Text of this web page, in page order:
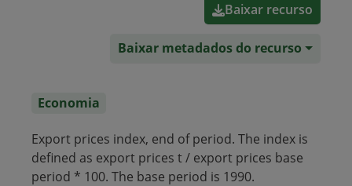
Baixar recurso
Baixar metadados do recurso
Economia
Export prices index, end of period. The index is
defined as export prices t / export prices base
period * 100. The base period is 1990.